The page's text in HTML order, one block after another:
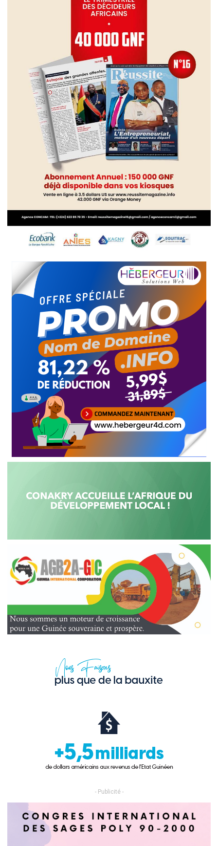
- Publicité -